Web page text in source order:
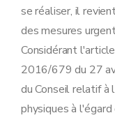
se réaliser, il
des mesures
Considérant
2016/679 du 27
du Conseil relatif à
physiques à